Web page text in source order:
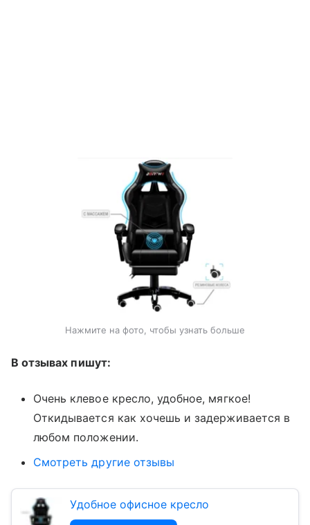
Нажмите на фото, чтобы узнать больше
В отзывах пишут:
Очень клевое кресло, удобное, мягкое!
Откидывается как хочешь и задерживается в
любом положении.
Смотреть другие отзывы
Удобное офисное кресло